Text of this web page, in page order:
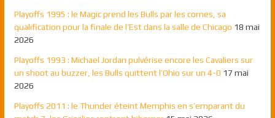
Playoffs 1995 : le Magic prend les Bulls par les cornes, sa
qualification pour la finale de l’Est dans la salle de Chicago 18 mai
2026
Playoffs 1993 : Michael Jordan pulvérise encore les Cavaliers sur
un shoot au buzzer, les Bulls quittent l’Ohio sur un 4-0 17 mai
2026
Playoffs 2011 : le Thunder éteint Memphis en s’emparant du